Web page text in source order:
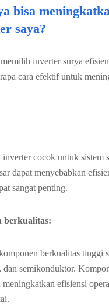
bisa
saya?
inverter surya
cara efektif untuk
cocok untuk sistem
dapat menyebabkan
sangat penting.
berkualitas:
berkualitas tinggi
dan semikonduktor.
efisiensi